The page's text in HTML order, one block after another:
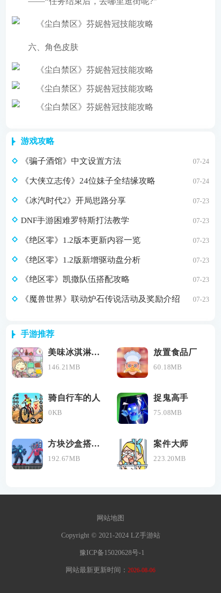
六、角色皮肤
游戏攻略
《骗子酒馆》中文设置方法 07-24
《大侠立志传》24位妹子全结缘攻略 07-24
《冰汽时代2》开局思路分享 07-23
DNF手游困难罗特斯打法教学 07-23
《绝区零》1.2版本更新内容一览 07-23
《绝区零》1.2版新增驱动盘分析 07-23
《绝区零》凯撒队伍搭配攻略 07-23
《魔兽世界》联动炉石传说活动及奖励介绍 07-23
手游推荐
美味冰淇淋梦工厂
146.21MB
放置食品厂
60.18MB
骑自行车的人
0KB
捉鬼高手
75.08MB
方块沙盒搭建最新版
192.67MB
案件大师
223.20MB
网站地图
Copyright © 2021-2024 LZ手游站
豫ICP备15020628号-1
网站最新更新时间： 2026-08-06